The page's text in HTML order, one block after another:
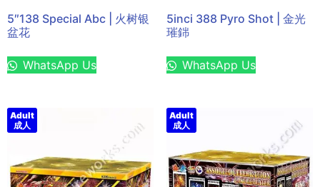
5″138 Special Abc | 火树银
盆花
WhatsApp Us
5inci 388 Pyro Shot | 金光
璀銟
WhatsApp Us
Adult
成人
Adult
成人